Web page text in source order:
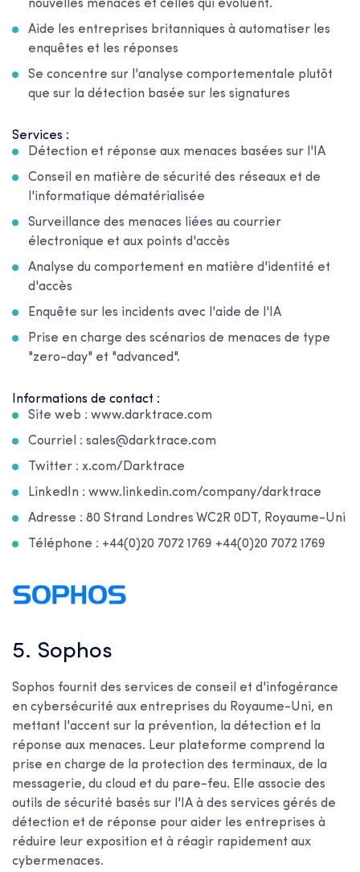
nouvelles menaces et celles qui évoluent.
Aide les entreprises britanniques à automatiser les
enquêtes et les réponses
Se concentre sur l'analyse comportementale plutôt
que sur la détection basée sur les signatures
Services :
Détection et réponse aux menaces basées sur l'IA
Conseil en matière de sécurité des réseaux et de
l'informatique dématérialisée
Surveillance des menaces liées au courrier
électronique et aux points d'accès
Analyse du comportement en matière d'identité et
d'accès
Enquête sur les incidents avec l'aide de l'IA
Prise en charge des scénarios de menaces de type
"zero-day" et "advanced".
Informations de contact :
Site web : www.darktrace.com
Courriel : sales@darktrace.com
Twitter : x.com/Darktrace
LinkedIn : www.linkedin.com/company/darktrace
Adresse : 80 Strand Londres WC2R 0DT, Royaume-Uni
Téléphone : +44(0)20 7072 1769 +44(0)20 7072 1769
5. Sophos
Sophos fournit des services de conseil et d'infogérance
en cybersécurité aux entreprises du Royaume-Uni, en
mettant l'accent sur la prévention, la détection et la
réponse aux menaces. Leur plateforme comprend la
prise en charge de la protection des terminaux, de la
messagerie, du cloud et du pare-feu. Elle associe des
outils de sécurité basés sur l'IA à des services gérés de
détection et de réponse pour aider les entreprises à
réduire leur exposition et à réagir rapidement aux
cybermenaces.